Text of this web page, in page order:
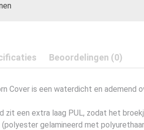
Beoordelingen (0)
Cover is een waterdicht en ademend
zit een extra laag PUL, zodat het
(polyester gelamineerd met